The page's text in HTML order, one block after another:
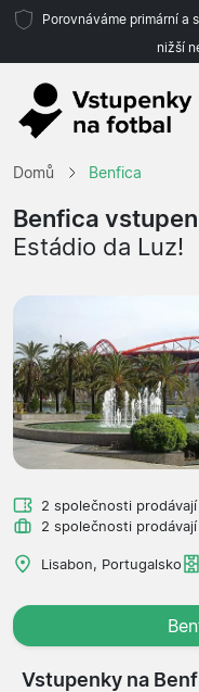
Porovnáváme primární a
nižší
Domů Benfica
Benfica
Estádio da Luz!
2 společnosti
2 společnosti
Lisabon, Portugalsko
Vstupenky na